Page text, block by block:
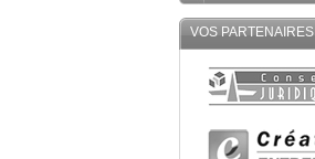
VOS PARTENAIRES